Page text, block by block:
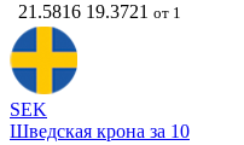
21.5816 19.3721 от 1
SEK
Шведская крона за 10